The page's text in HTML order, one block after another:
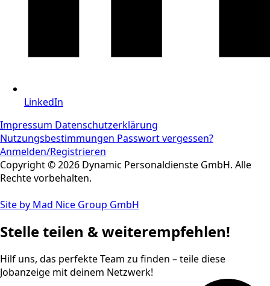
LinkedIn
Impressum Datenschutzerklärung
Nutzungsbestimmungen Passwort vergessen?
Anmelden/Registrieren
Copyright © 2026 Dynamic Personaldienste GmbH. Alle
Rechte vorbehalten.
Site by Mad Nice Group GmbH
Stelle teilen & weiterempfehlen!
Hilf uns, das perfekte Team zu finden – teile diese
Jobanzeige mit deinem Netzwerk!